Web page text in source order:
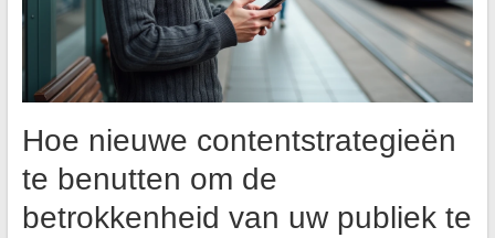
Hoe nieuwe contentstrategieën
te benutten om de
betrokkenheid van uw publiek te